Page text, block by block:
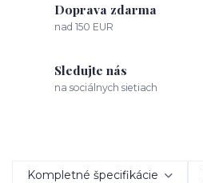
Doprava zdarma
nad 150 EUR
Sledujte nás
na sociálnych sietiach
Kompletné špecifikácie